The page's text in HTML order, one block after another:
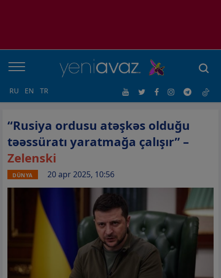
RU EN TR
“Rusiya ordusu atəşkəs olduğu
təəssüratı yaratmağa çalışır” –
Zelenski
DÜNYA 20 apr 2025, 10:56